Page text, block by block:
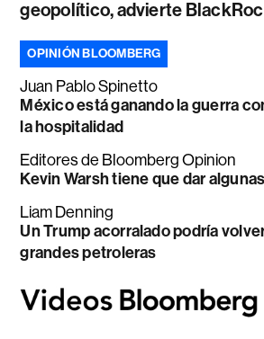
geopolítico, advierte
OPINIÓN BLOOMBERG
Juan Pablo Spinetto
México está ganando la guerra
la hospitalidad
Editores de Bloomberg Opinion
Kevin Warsh tiene que dar
Liam Denning
Un Trump acorralado podría
grandes petroleras